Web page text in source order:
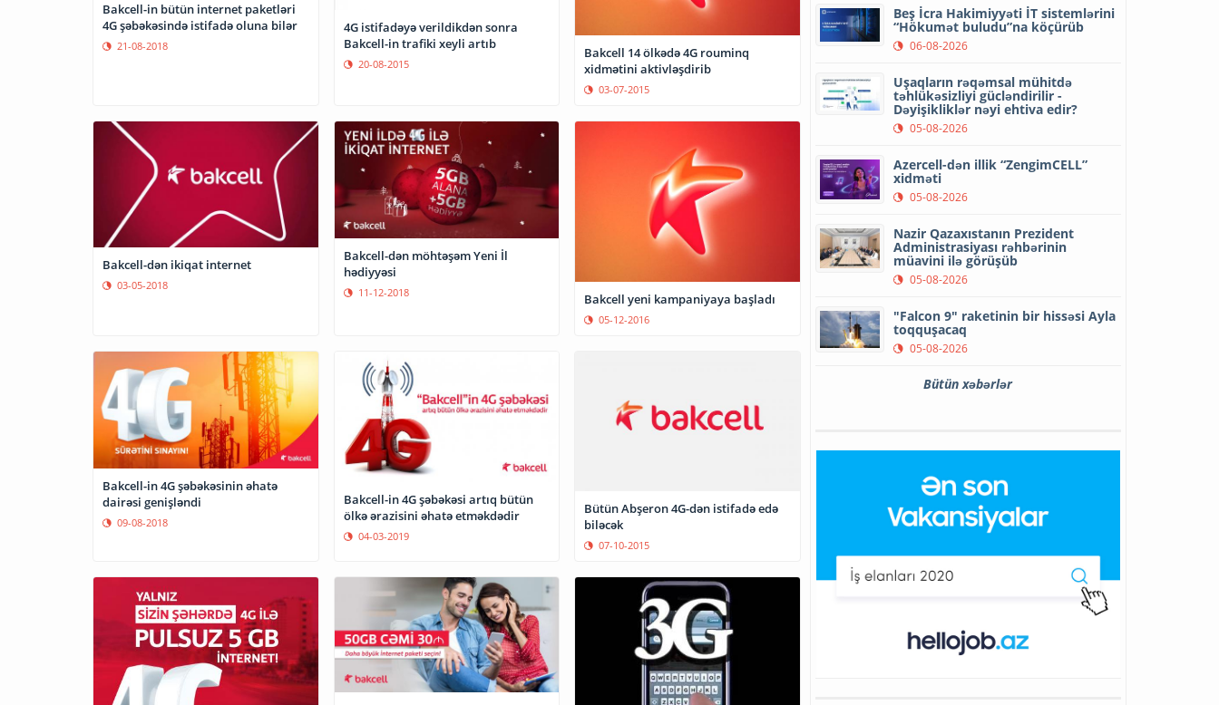
Bakcell-in bütün internet paketləri
4G şəbəkəsində istifadə oluna bilər
21-08-2018
4G istifadəyə verildikdən sonra
Bakcell-in trafiki xeyli artıb
20-08-2015
Bakcell 14 ölkədə 4G rouminq
xidmətini aktivləşdirib
03-07-2015
Bakcell-dən ikiqat internet
03-05-2018
Bakcell-dən möhtəşəm Yeni İl
hədiyyəsi
11-12-2018 Bakcell yeni kampaniyaya başladı
05-12-2016
Bakcell-in 4G şəbəkəsinin əhatə
dairəsi genişləndi
09-08-2018
Bakcell-in 4G şəbəkəsi artıq bütün
ölkə ərazisini əhatə etməkdədir
04-03-2019
Bütün Abşeron 4G-dən istifadə edə
biləcək
07-10-2015
Beş İcra Hakimiyyəti İT sistemlərini
“Hökumət buludu”na köçürüb
06-08-2026
Uşaqların rəqəmsal mühitdə
təhlükəsizliyi gücləndirilir -
Dəyişikliklər nəyi ehtiva edir?
05-08-2026
Azercell-dən illik “ZengimCELL”
xidməti
05-08-2026
Nazir Qazaxıstanın Prezident
Administrasiyası rəhbərinin
müavini ilə görüşüb
05-08-2026
"Falcon 9" raketinin bir hissəsi Ayla
toqquşacaq
05-08-2026
Bütün xəbərlər